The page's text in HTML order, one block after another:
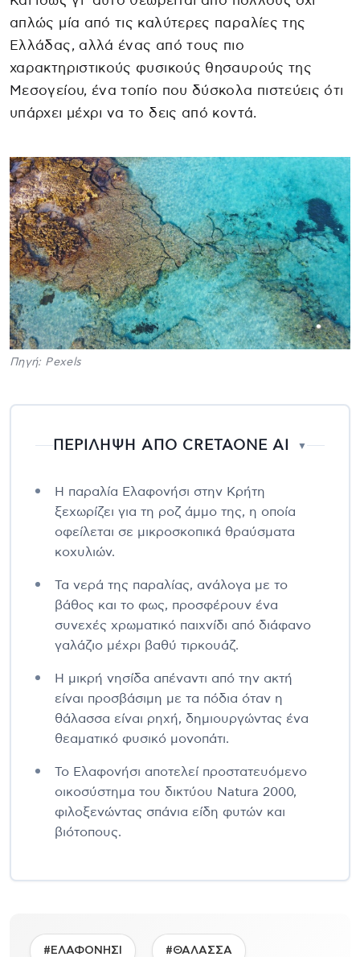
απλώς μία από τις καλύτερες παραλίες της
Ελλάδας, αλλά ένας από τους πιο
χαρακτηριστικούς φυσικούς θησαυρούς της
Μεσογείου, ένα τοπίο που δύσκολα πιστεύεις ότι
υπάρχει μέχρι να το δεις από κοντά.
Πηγή: Pexels
ΠΕΡΙΛΗΨΗ ΑΠΟ CRETAONE AI ▼
Η παραλία Ελαφονήσι στην Κρήτη
ξεχωρίζει για τη ροζ άμμο της, η οποία
οφείλεται σε μικροσκοπικά θραύσματα
κοχυλιών.
Τα νερά της παραλίας, ανάλογα με το
βάθος και το φως, προσφέρουν ένα
συνεχές χρωματικό παιχνίδι από διάφανο
γαλάζιο μέχρι βαθύ τιρκουάζ.
Η μικρή νησίδα απέναντι από την ακτή
είναι προσβάσιμη με τα πόδια όταν η
θάλασσα είναι ρηχή, δημιουργώντας ένα
θεαματικό φυσικό μονοπάτι.
Το Ελαφονήσι αποτελεί προστατευόμενο
οικοσύστημα του δικτύου Natura 2000,
φιλοξενώντας σπάνια είδη φυτών και
βιότοπους.
#ΕΛΑΦΟΝΗΣΙ #ΘΑΛΑΣΣΑ